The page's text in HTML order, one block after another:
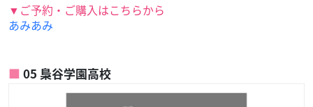
▼ご予約・ご購入はこちらから
あみあみ
05 梟谷学園高校